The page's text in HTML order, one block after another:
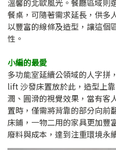
溫馨的北歐風光。餐廳區域則
餐桌，可隨著需求延長，供多
以豐富的線條及造型，讓這個
性。
小編的最愛
多功能室延續公領域的人字拼
lift 沙發床置放於此，造型上
潤、圓滑的視覺效果，當有客
置時，僅需將背靠的部分向前
床鋪，一物二用的家具更加豐
廢料與成本，達到注重環境永